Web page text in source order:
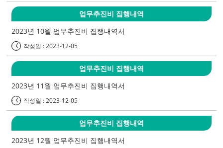
업무추진비 집행내역
2023년 10월 업무추진비 집행내역서
작성일 : 2023-12-05
업무추진비 집행내역
2023년 11월 업무추진비 집행내역서
작성일 : 2023-12-05
업무추진비 집행내역
2023년 12월 업무추진비 집행내역서